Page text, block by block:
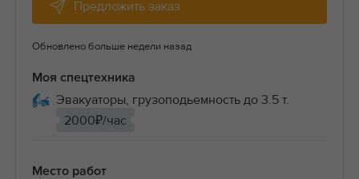
Предложить заказ
Обновлено больше недели назад
Моя спецтехника
Эвакуаторы, грузоподьемность до 3.5 т.
2000₽/час
Место работ